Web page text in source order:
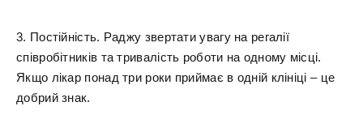
3. Постійність. Раджу звертати увагу на регалії
співробітників та тривалість роботи на одному місці.
Якщо лікар понад три роки приймає в одній клініці – це
добрий знак.